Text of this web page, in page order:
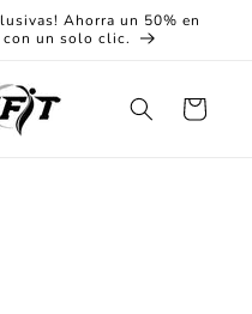
Ahorra un 50% en
un solo clic.
Carrito